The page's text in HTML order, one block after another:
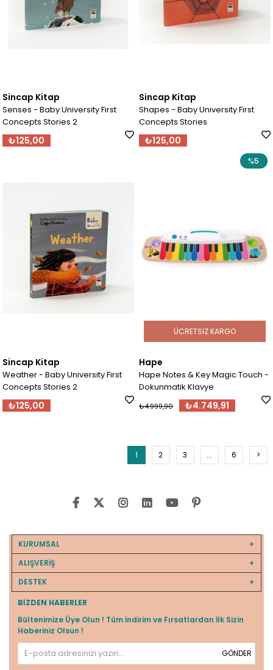
Sincap Kitap
Senses - Baby University First
Concepts Stories 2
₺125,00
Sincap Kitap
Shapes - Baby University First
Concepts Stories
₺125,00
Sincap Kitap
Weather - Baby University First
Concepts Stories 2
₺125,00
Hape
Hape Notes & Key Magic Touch -
Dokunmatik Klavye
₺4.749,91
₺4.999,90
%5
ÜCRETSIZ KARGO
1 2 3 ... 6 >
KURUMSAL
ALIŞVERİŞ
DESTEK
BIZDEN HABERLER
Bültenimize Üye Olun ! Tüm İndirim ve Fırsatlardan İlk Sizin
Haberiniz Olsun !
GÖNDER